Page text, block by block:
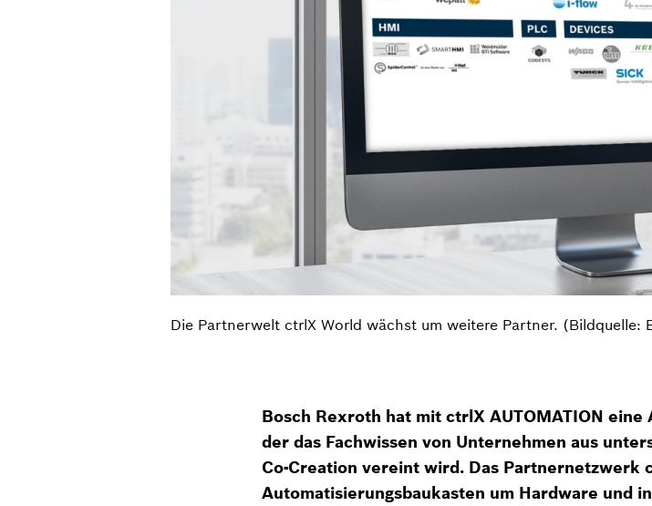
Die Partnerwelt ctrlX World wächst um weitere Partner. (Bildquelle:
Bosch Rexroth hat mit ctrlX AUTOMATION
der das Fachwissen von Unternehmen aus
Co-Creation vereint wird. Das
Automatisierungsbaukasten um Hardware und